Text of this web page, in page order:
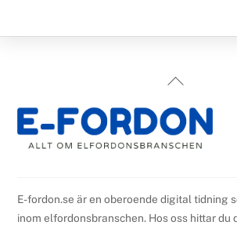
Back
Top
E-fordon.se är en oberoende digital tidning
inom elfordonsbranschen. Hos oss hittar du